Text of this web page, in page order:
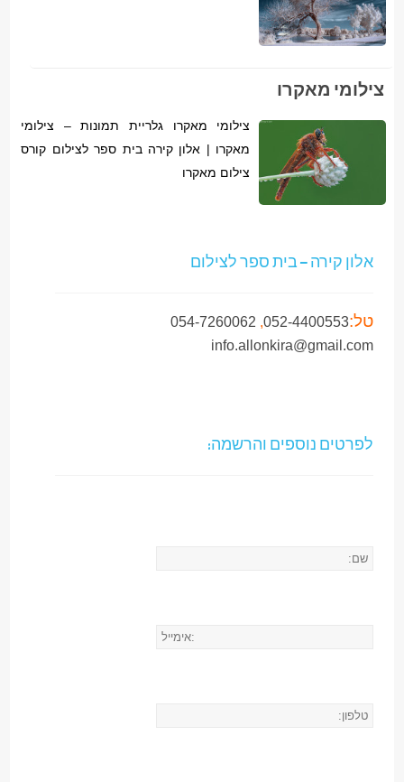
צילומי מאקרו
צילומי מאקרו גלריית תמונות – צילומי
מאקרו | אלון קירה בית ספר לצילום קורס
צילום מאקרו
אלון קירה – בית ספר לצילום
טל:052-4400553
,
054-7260062
info.allonkira@gmail.com
לפרטים נוספים והרשמה: